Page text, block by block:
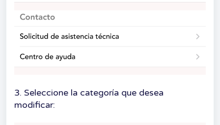
3. Seleccione la categoría que desea
modificar: